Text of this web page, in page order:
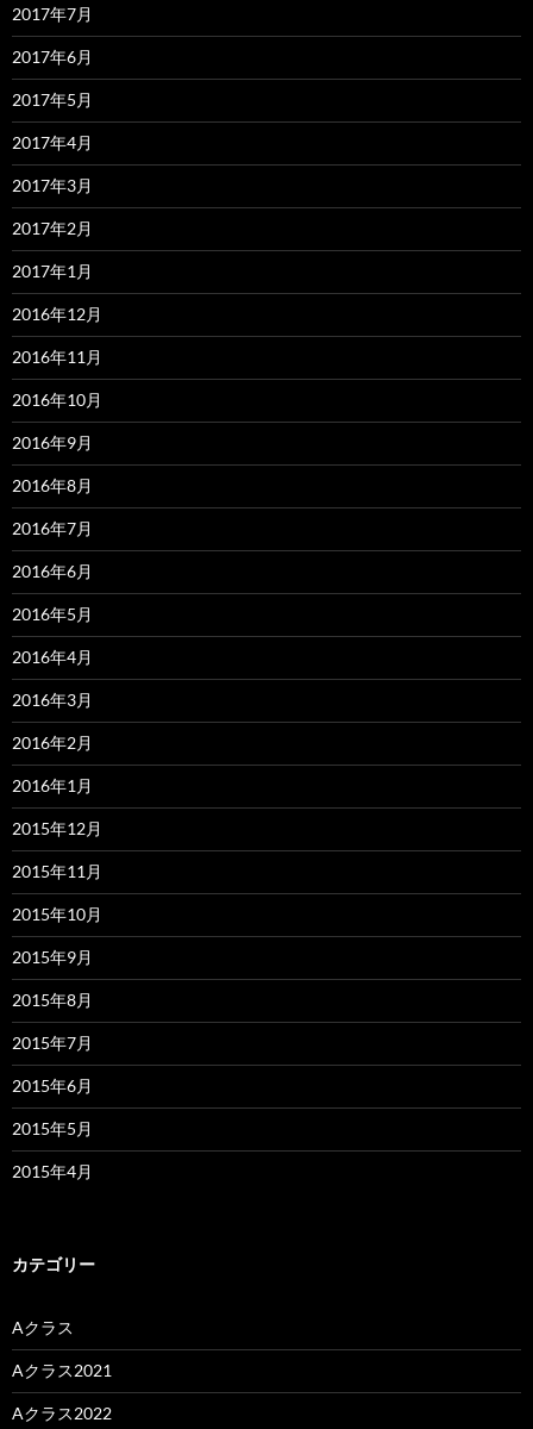
2017年7月
2017年6月
2017年5月
2017年4月
2017年3月
2017年2月
2017年1月
2016年12月
2016年11月
2016年10月
2016年9月
2016年8月
2016年7月
2016年6月
2016年5月
2016年4月
2016年3月
2016年2月
2016年1月
2015年12月
2015年11月
2015年10月
2015年9月
2015年8月
2015年7月
2015年6月
2015年5月
2015年4月
カテゴリー
Aクラス
Aクラス2021
Aクラス2022